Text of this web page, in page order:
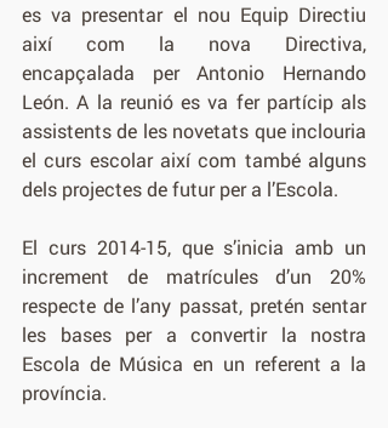
es va presentar el nou Equip Directiu
així com la nova Directiva,
encapçalada per Antonio Hernando
León. A la reunió es va fer partícip als
assistents de les novetats que inclouria
el curs escolar així com també alguns
dels projectes de futur per a l’Escola.
El curs 2014-15, que s’inicia amb un
increment de matrícules d’un 20%
respecte de l’any passat, pretén sentar
les bases per a convertir la nostra
Escola de Música en un referent a la
província.